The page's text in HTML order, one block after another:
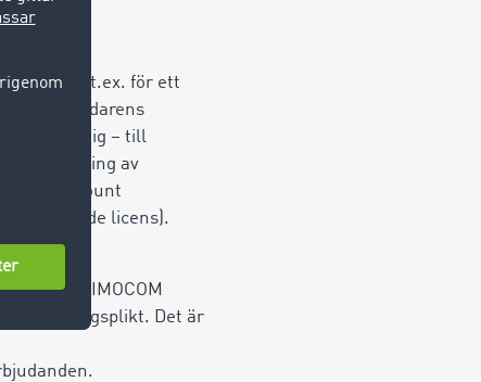
t.ex. för ett
i användarens
– till
användning av
ett account
licens).
inom
om TIMOCOM
lagringsplikt. Det är